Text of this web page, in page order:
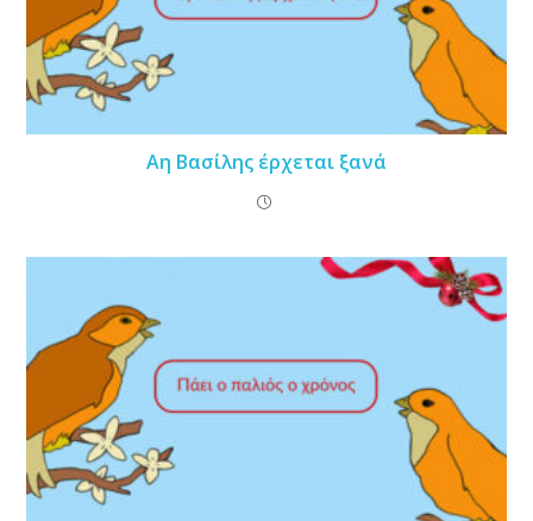
Αη Βασίλης έρχεται ξανά